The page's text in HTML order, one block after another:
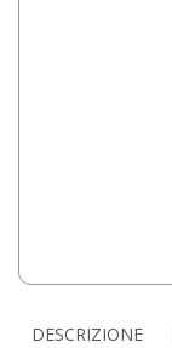
DESCRIZIONE